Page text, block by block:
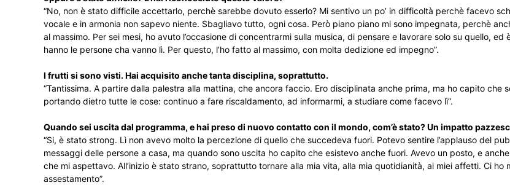
“No, non è stato difficile accettarlo, perchè sarebbe dovuto esserlo? Mi sentivo un po’ in difficoltà perchè facevo
vocale e in armonia non sapevo niente. Sbagliavo tutto, ogni cosa. Però piano piano mi sono impegnata, perchè
al massimo. Per sei mesi, ho avuto l’occasione di concentrarmi sulla musica, di pensare e lavorare solo su quello,
hanno le persone cha vanno lì. Per questo, l’ho fatto al massimo, con molta dedizione ed impegno”.
I frutti si sono visti. Hai acquisito anche tanta disciplina, soprattutto.
“Tantissima. A partire dalla palestra alla mattina, che ancora faccio. Ero disciplinata anche prima, ma ho capito che
portando dietro tutte le cose: continuo a fare riscaldamento, ad informarmi, a studiare come facevo lì”.
Quando sei uscita dal programma, e hai preso di nuovo contatto con il mondo, com’è stato? Un impatto
“Si, è stato strong. Lì non avevo molto la percezione di quello che succedeva fuori. Potevo sentire l’applauso del
messaggi delle persone a casa, ma quando sono uscita ho capito che esistevo anche fuori. Avevo un posto, e
che mi aspettavo. All’inizio è stato strano, soprattutto tornare alla mia vita, alla mia quotidianità, ai miei affetti. Ci ho
assestamento”.